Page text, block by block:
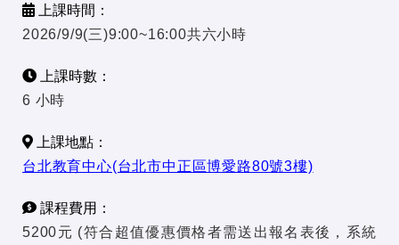
上課時間：
2026/9/9(三)9:00~16:00共六小時
上課時數：
6 小時
上課地點：
台北教育中心(台北市中正區博愛路80號3樓)
課程費用：
5200元 (符合超值優惠價格者需送出報名表後，系統